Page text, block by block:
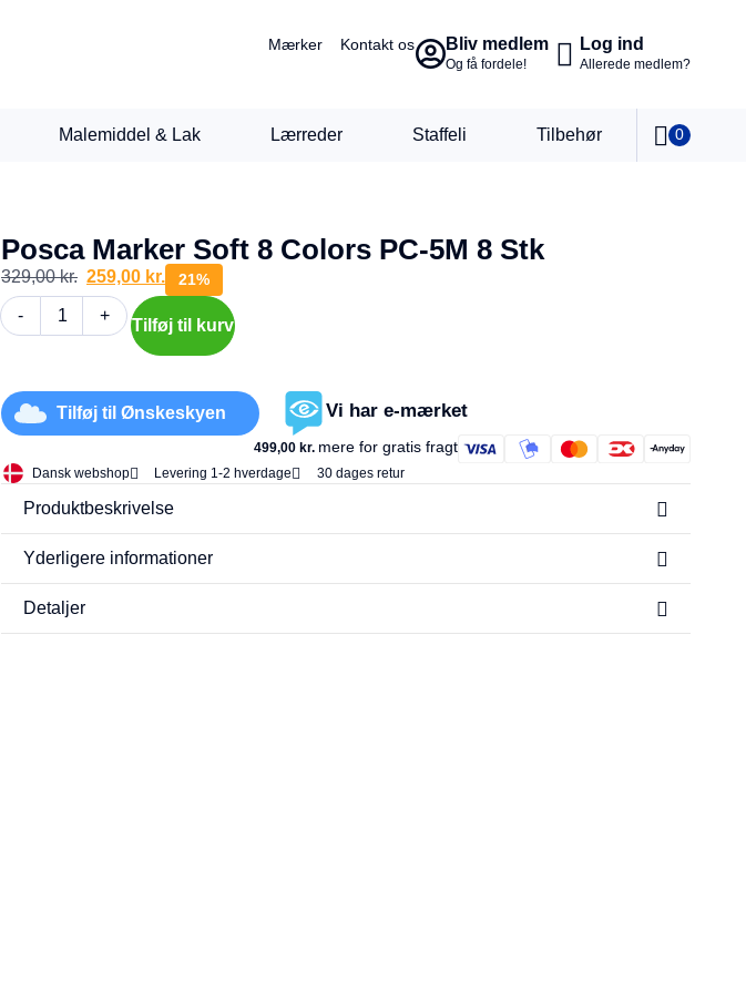
Mærker Kontakt os Bliv medlem
Og få fordele!
Log ind
Allerede medlem?
Malemiddel & Lak Lærreder Staffeli Tilbehør 0
Posca Marker Soft 8 Colors PC-5M 8 Stk
329,00kr. 259,00 kr. 21%
- +
Tilføj til kurv
Tilføj til Ønskeskyen Vi har e-mærket
499,00 kr. mere for gratis fragt
Dansk webshop Levering 1-2 hverdage 30 dages retur
Produktbeskrivelse
Yderligere informationer
Detaljer